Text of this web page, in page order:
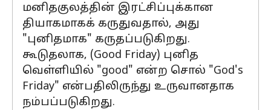
மனிதகுலத்தின் இரட்சிப்புக்கான
தியாகமாகக் கருதுவதால், அது
"புனிதமாக" கருதப்படுகிறது.
கூடுதலாக, (Good Friday) புனித
வெள்ளியில் "good" என்ற சொல் "God's
Friday" என்பதிலிருந்து உருவானதாக
நம்பப்படுகிறது.